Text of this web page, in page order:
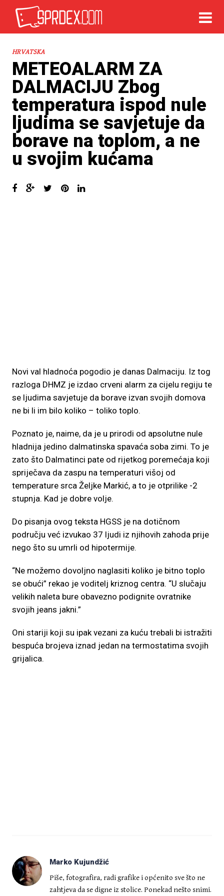
HRVATSKA
METEOALARM ZA
DALMACIJU Zbog
temperatura ispod nule
ljudima se savjetuje da
borave na toplom, a ne
u svojim kućama
Novi val hladnoća pogodio je danas Dalmaciju. Iz tog
razloga DHMZ je izdao crveni alarm za cijelu regiju te
se ljudima savjetuje da borave izvan svojih domova
ne bi li im bilo koliko – toliko toplo.
Poznato je, naime, da je u prirodi od apsolutne nule
hladnija jedino dalmatinska spavaća soba zimi. To je
zato što Dalmatinci pate od rijetkog poremećaja koji
spriječava da zaspu na temperaturi višoj od
temperature srca Željke Markić, a to je otprilike -2
stupnja. Kad je dobre volje.
Do pisanja ovog teksta HGSS je na dotičnom
području već izvukao 37 ljudi iz njihovih zahoda prije
nego što su umrli od hipotermije.
“Ne možemo dovoljno naglasiti koliko je bitno toplo
se obući” rekao je voditelj kriznog centra. “U slučaju
velikih naleta bure obavezno podignite ovratnike
svojih jeans jakni.”
Oni stariji koji su ipak vezani za kuću trebali bi istražiti
bespuća brojeva iznad jedan na termostatima svojih
grijalica.
Marko Kujundžić
Piše, fotografira, radi grafike i općenito sve što ne
zahtjeva da se digne iz stolice. Ponekad nešto snimi.